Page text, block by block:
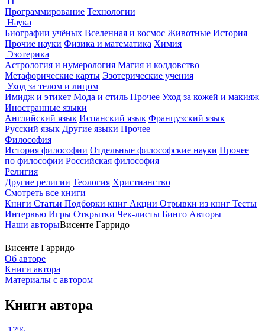
Программирование Технологии
Наука
Биографии учёных Вселенная и космос Животные История
Прочие науки Физика и математика Химия
Эзотерика
Астрология и нумерология Магия и колдовство
Метафорические карты Эзотерические учения
Уход за телом и лицом
Имидж и этикет Мода и стиль Прочее Уход за кожей и макияж
Иностранные языки
Английский язык Испанский язык Французский язык
Русский язык Другие языки Прочее
Философия
История философии Отдельные философские науки Прочее
по философии Российская философия
Религия
Другие религии Теология Христианство
Смотреть все книги
Книги Статьи Подборки книг Акции Отрывки из книг Тесты
Интервью Игры Открытки Чек-листы Бинго Авторы
Наши авторыВисенте Гарридо
Висенте Гарридо
Об авторе
Книги автора
Материалы с автором
Книги автора